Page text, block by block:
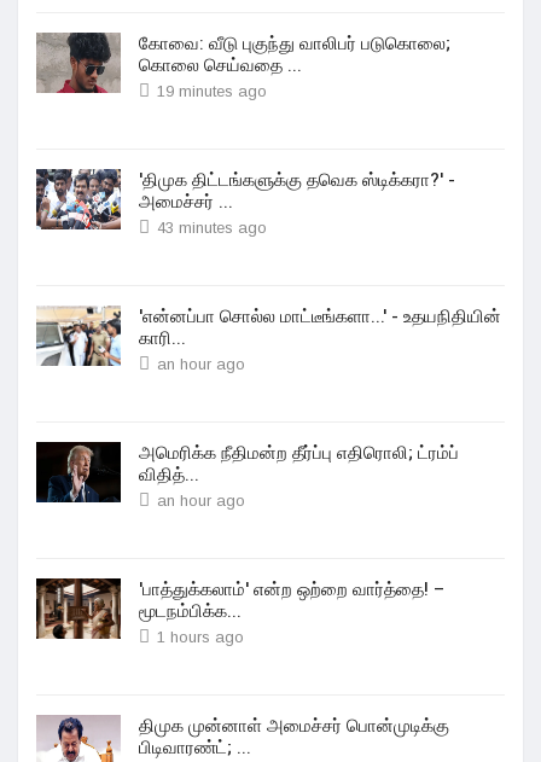
கோவை: வீடு புகுந்து வாலிபர் படுகொலை;
கொலை செய்வதை ...
19 minutes ago
'திமுக திட்டங்களுக்கு தவெக ஸ்டிக்கரா?' -
அமைச்சர் ...
43 minutes ago
'என்னப்பா சொல்ல மாட்டீங்களா...' - உதயநிதியின்
காரி...
an hour ago
அமெரிக்க நீதிமன்ற தீர்ப்பு எதிரொலி; ட்ரம்ப்
விதித்...
an hour ago
'பாத்துக்கலாம்' என்ற ஒற்றை வார்த்தை! –
மூடநம்பிக்க...
1 hours ago
திமுக முன்னாள் அமைச்சர் பொன்முடிக்கு
பிடிவாரண்ட்; ...